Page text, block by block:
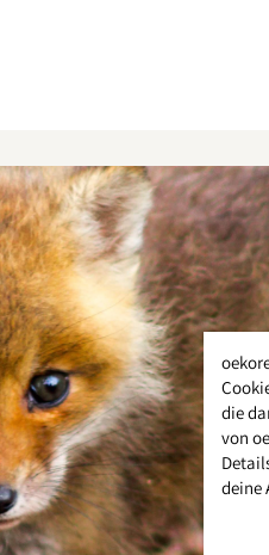
die
von
deine